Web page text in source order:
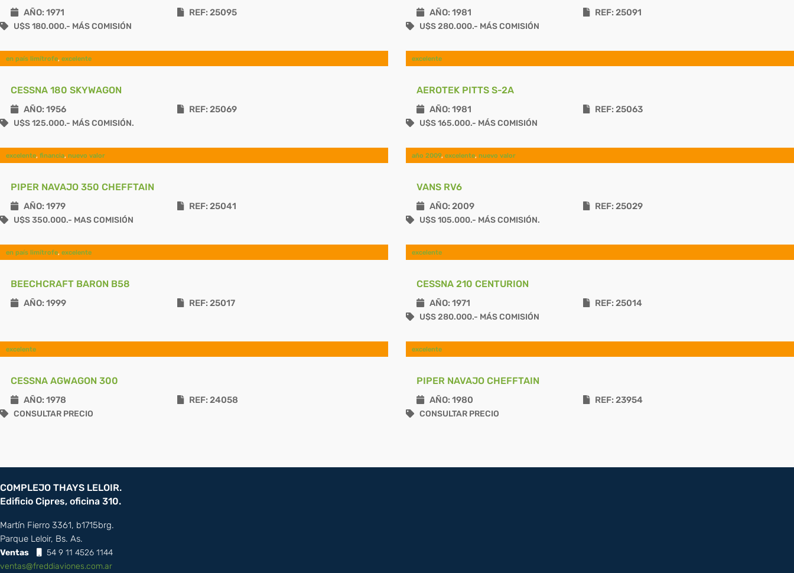
AÑO: 1971 REF: 25095
U$S 180.000.- MÁS COMISIÓN
AÑO: 1981 REF: 25091
U$S 280.000.- MÁS COMISIÓN
en país limítrofe, excelente
CESSNA 180 SKYWAGON
AÑO: 1956 REF: 25069
U$S 125.000.- MÁS COMISIÓN.
excelente
AEROTEK PITTS S-2A
AÑO: 1981 REF: 25063
U$S 165.000.- MÁS COMISIÓN
excelente, financia, nuevo valor
PIPER NAVAJO 350 CHEFFTAIN
AÑO: 1979 REF: 25041
U$S 350.000.- MAS COMISIÓN
año 2009, excelente, nuevo valor
VANS RV6
AÑO: 2009 REF: 25029
U$S 105.000.- MÁS COMISIÓN.
en país limítrofe, excelente
BEECHCRAFT BARON B58
AÑO: 1999 REF: 25017
excelente
CESSNA 210 CENTURION
AÑO: 1971 REF: 25014
U$S 280.000.- MÁS COMISIÓN
excelente
CESSNA AGWAGON 300
AÑO: 1978 REF: 24058
CONSULTAR PRECIO
excelente
PIPER NAVAJO CHEFFTAIN
AÑO: 1980 REF: 23954
CONSULTAR PRECIO
COMPLEJO THAYS LELOIR.
Edificio Cipres, oficina 310.
Martín Fierro 3361, b1715brg.
Parque Leloir, Bs. As.
Ventas
54 9 11 4526 1144
ventas@freddiaviones.com.ar